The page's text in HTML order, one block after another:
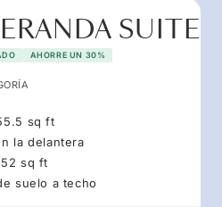
SUITE
AHORRE UN 30%
sq ft
la delantera
52 sq ft
suelo a techo